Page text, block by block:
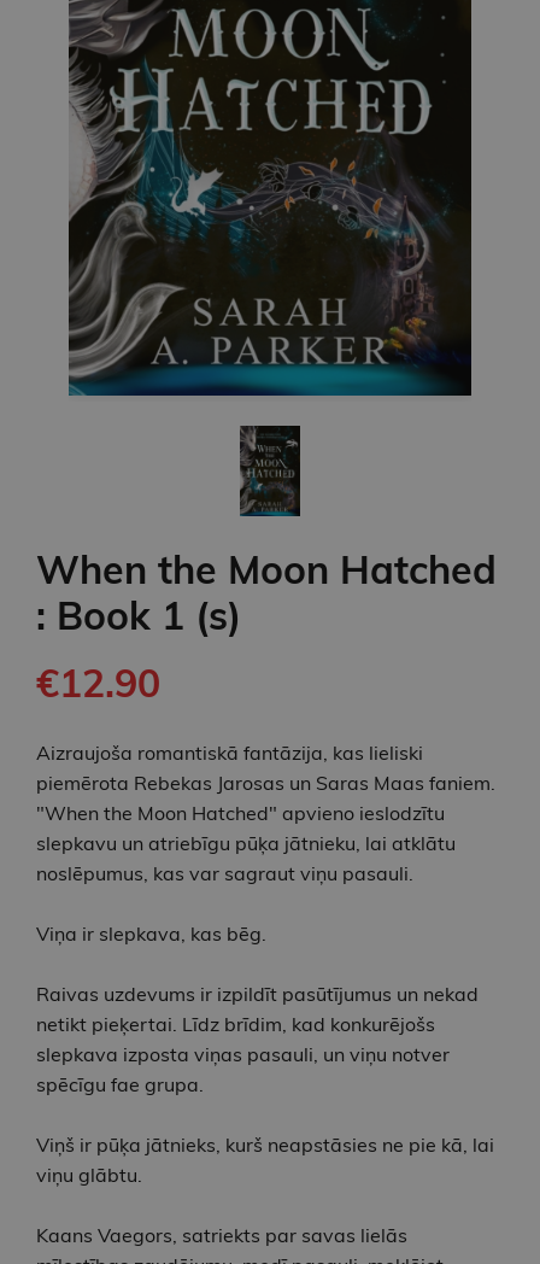
When the Moon Hatched
: Book 1 (s)
€12.90
Aizraujoša romantiskā fantāzija, kas lieliski
piemērota Rebekas Jarosas un Saras Maas faniem.
"When the Moon Hatched" apvieno ieslodzītu
slepkavu un atriebīgu pūķa jātnieku, lai atklātu
noslēpumus, kas var sagraut viņu pasauli.
Viņa ir slepkava, kas bēg.
Raivas uzdevums ir izpildīt pasūtījumus un nekad
netikt pieķertai. Līdz brīdim, kad konkurējošs
slepkava izposta viņas pasauli, un viņu notver
spēcīgu fae grupa.
Viņš ir pūķa jātnieks, kurš neapstāsies ne pie kā, lai
viņu glābtu.
Kaans Vaegors, satriekts par savas lielās